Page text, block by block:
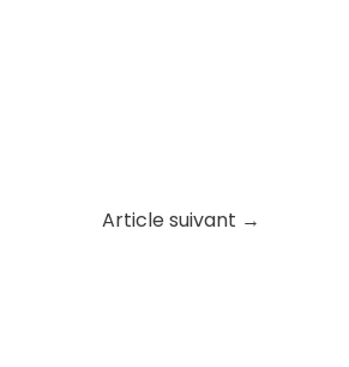
Article suivant →